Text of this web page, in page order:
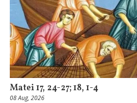
Matei 17, 24-27; 18, 1-4
08 Aug, 2026